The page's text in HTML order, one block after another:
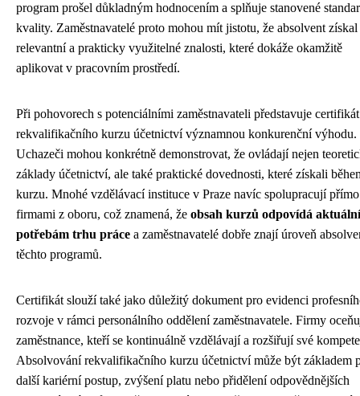
program prošel důkladným hodnocením a splňuje stanovené
kvality. Zaměstnavatelé proto mohou mít jistotu, že absolvent získal
relevantní a prakticky využitelné znalosti, které dokáže okamžitě
aplikovat v pracovním prostředí.
Při pohovorech s potenciálními zaměstnavateli představuje
rekvalifikačního kurzu účetnictví významnou konkurenční výhodu.
Uchazeči mohou konkrétně demonstrovat, že ovládají nejen
základy účetnictví, ale také praktické dovednosti, které získali
kurzu. Mnohé vzdělávací instituce v Praze navíc spolupracují
firmami z oboru, což znamená, že obsah kurzů odpovídá
potřebám trhu práce a zaměstnavatelé dobře znají úroveň
těchto programů.
Certifikát slouží také jako důležitý dokument pro evidenci
rozvoje v rámci personálního oddělení zaměstnavatele. Firmy
zaměstnance, kteří se kontinuálně vzdělávají a rozšiřují své
Absolvování rekvalifikačního kurzu účetnictví může být základem
další kariérní postup, zvýšení platu nebo přidělení odpovědnějších